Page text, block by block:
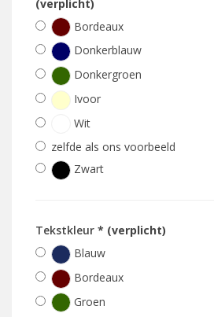
(verplicht)
Bordeaux
Donkerblauw
Donkergroen
Ivoor
Wit
zelfde als ons voorbeeld
Zwart
Tekstkleur * (verplicht)
Blauw
Bordeaux
Groen